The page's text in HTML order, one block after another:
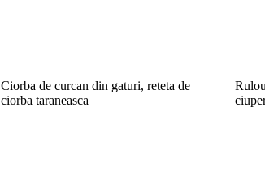
Ciorba de curcan din gaturi, reteta de
ciorba taraneasca